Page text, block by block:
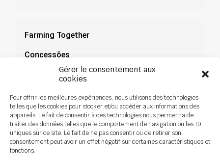
Gérer le consentement aux
cookies
Pour offrir les meilleures expériences, nous utilisons des technologies
telles que les cookies pour stocker et/ou accéder aux informations des
appareils. Le fait de consentir à ces technologies nous permettra de
traiter des données telles que le comportement de navigation ou les ID
uniques sur ce site. Le fait de ne pas consentir ou de retirer son
consentement peut avoir un effet négatif sur certaines caractéristiques et
fonctions.
Farming Together
Concessões
Documentação
Notícias